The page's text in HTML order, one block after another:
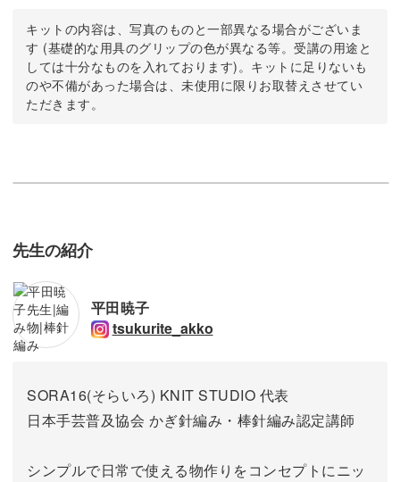
キットの内容は、写真のものと一部異なる場合がございま
す (基礎的な用具のグリップの色が異なる等。受講の用途と
しては十分なものを入れております)。キットに足りないも
のや不備があった場合は、未使用に限りお取替えさせてい
ただきます。
先生の紹介
平田暁子
tsukurite_akko
SORA16(そらいろ) KNIT STUDIO 代表
日本手芸普及協会 かぎ針編み・棒針編み認定講師
シンプルで日常で使える物作りをコンセプトにニッ